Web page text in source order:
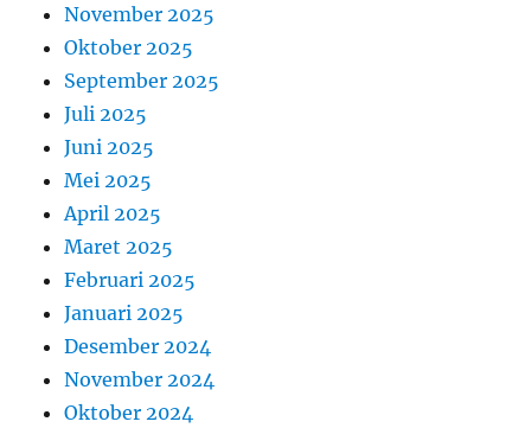
November 2025
Oktober 2025
September 2025
Juli 2025
Juni 2025
Mei 2025
April 2025
Maret 2025
Februari 2025
Januari 2025
Desember 2024
November 2024
Oktober 2024